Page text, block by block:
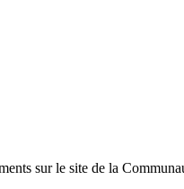
sur le site de la